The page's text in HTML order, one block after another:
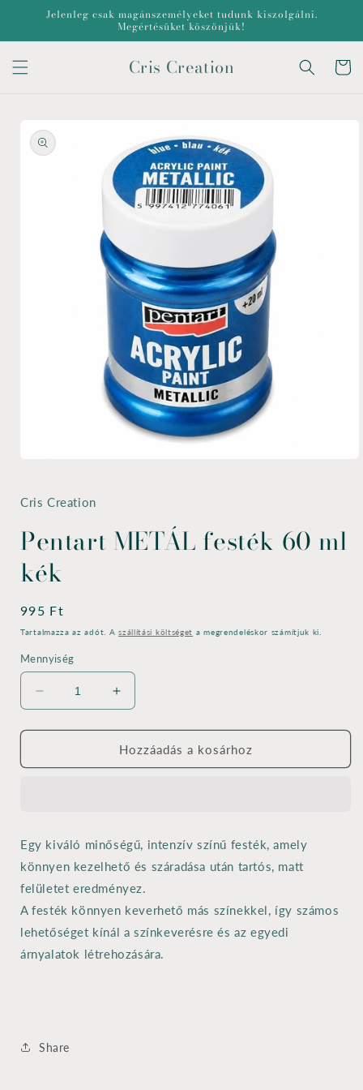
Ugrás aJelenleg csak magánszemélyeket tudunk kiszolgálni.
Megértésüket köszönjük!
Cris Creation Kosár
ugrás a
termékadatokra
a
Cris Creation
Pentart METÁL festék 60 ml
kék
Normál
ár
995 Ft
Tartalmazza az adót. Aszállítási költséget a megrendeléskor számítjuk ki.
Mennyiség
Pentart
METÁL
festék
ml
Pentart
METÁL
festék
60
ml
Hozzáadás a kosárhoz
Egy kiváló minőségű, intenzív színű festék, amely
könnyen kezelhető és száradása után tartós, matt
felületet eredményez.
A festék könnyen keverhető más színekkel, így számos
lehetőséget kínál a színkeverésre és az egyedi
árnyalatok létrehozására.
Share